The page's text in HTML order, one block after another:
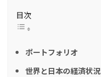
目次
ポートフォリオ
世界と日本の経済状況